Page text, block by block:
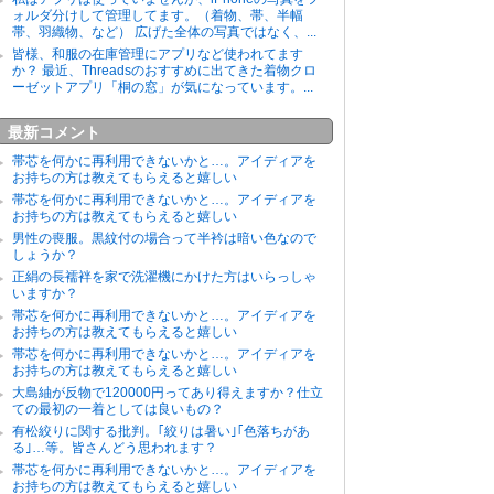
ォルダ分けして管理してます。（着物、帯、半幅
帯、羽織物、など） 広げた全体の写真ではなく、...
皆様、和服の在庫管理にアプリなど使われてます
か？ 最近、Threadsのおすすめに出てきた着物クロ
ーゼットアプリ「桐の窓」が気になっています。...
最新コメント
帯芯を何かに再利用できないかと…。アイディアを
お持ちの方は教えてもらえると嬉しい
帯芯を何かに再利用できないかと…。アイディアを
お持ちの方は教えてもらえると嬉しい
男性の喪服。黒紋付の場合って半衿は暗い色なので
しょうか？
正絹の長襦袢を家で洗濯機にかけた方はいらっしゃ
いますか？
帯芯を何かに再利用できないかと…。アイディアを
お持ちの方は教えてもらえると嬉しい
帯芯を何かに再利用できないかと…。アイディアを
お持ちの方は教えてもらえると嬉しい
大島紬が反物で120000円ってあり得えますか？仕立
ての最初の一着としては良いもの？
有松絞りに関する批判。｢絞りは暑い｣｢色落ちがあ
る｣…等。皆さんどう思われます？
帯芯を何かに再利用できないかと…。アイディアを
お持ちの方は教えてもらえると嬉しい